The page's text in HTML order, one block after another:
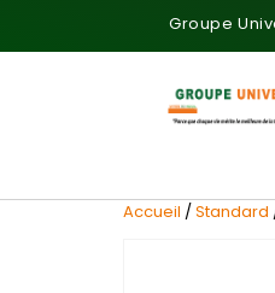
Groupe
Accueil /Standard